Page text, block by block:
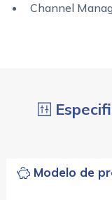
Channel
Modelo de